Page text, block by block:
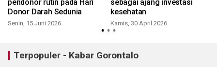
pendonor rutin pada Hari
Donor Darah Sedunia
Senin, 15 Juni 2026
sebagai ajang investasi
kesehatan
Kamis, 30 April 2026
Terpopuler - Kabar Gorontalo